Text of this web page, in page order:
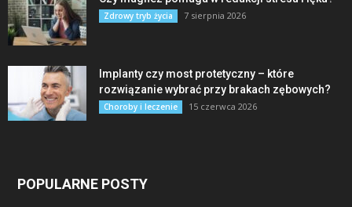
Zdrowy tryb życia 7 sierpnia 2026
Implanty czy most protetyczny – które
rozwiązanie wybrać przy brakach zębowych?
Choroby i leczenie 15 czerwca 2026
POPULARNE POSTY